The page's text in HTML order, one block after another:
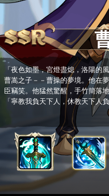
「夜色如墨，宮燈盡熄，洛陽的
曹嵩之子－－曹操的夢境。他在
臣竊笑。他猛然驚醒，手竹簡落
「寧教我負天下人，休教天下人